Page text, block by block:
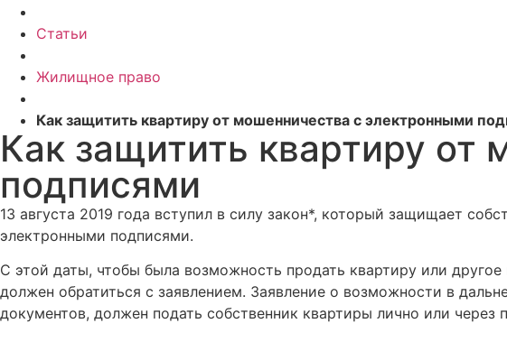
Статьи
Жилищное право
Как защитить квартиру от мошенничества с электронными
Как защитить квартиру
подписями
13 августа 2019 года вступил в силу закон*, который защищает
электронными подписями.
С этой даты, чтобы была возможность продать квартиру или
должен обратиться с заявлением. Заявление о возможности в
документов, должен подать собственник квартиры лично или